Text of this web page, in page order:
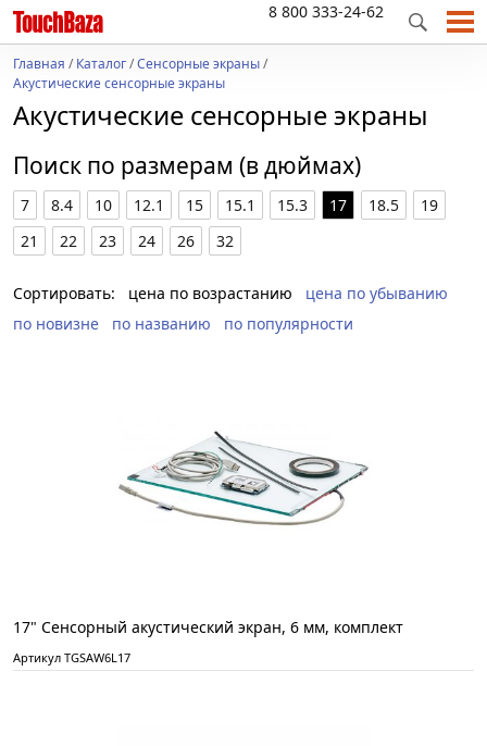
8 800 333-24-62
Главная /Каталог/Сенсорные экраны/
Акустические сенсорные экраны
Акустические сенсорные экраны
Поиск по размерам (в дюймах)
7 8.4 10 12.1 15 15.1 15.3 17 18.5
19
21
22 23 24 26 32
Сортировать: цена по возрастанию
цена по убыванию
по новизне
по названию по популярности
17" Сенсорный акустический экран, 6 мм, комплект
Артикул TGSAW6L17